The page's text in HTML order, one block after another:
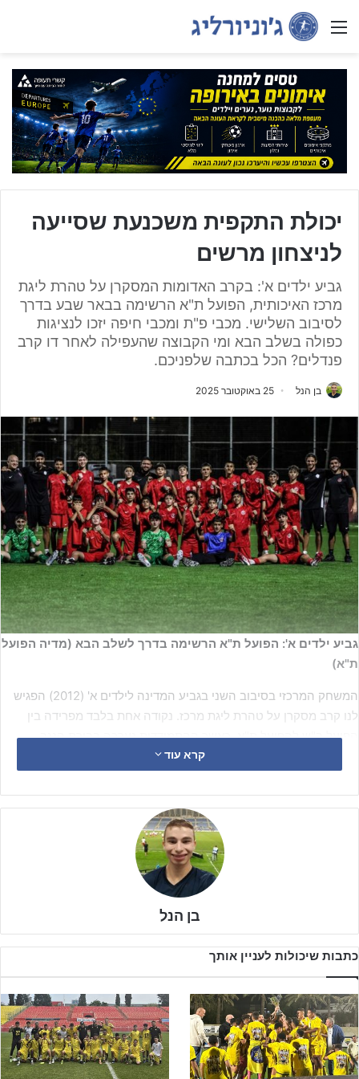
Menu
יכולת התקפית משכנעת שסייעה
לניצחון מרשים
גביע ילדים א': בקרב האדומות המסקרן על טהרת ליגת
מרכז האיכותית, הפועל ת"א הרשימה בבאר שבע בדרך
לסיבוב השלישי. מכבי פ"ת ומכבי חיפה יזכו לנציגות
כפולה בשלב הבא ומי הקבוצה שהעפילה לאחר דו קרב
פנדלים? הכל בכתבה שלפניכם.
בן הנל 25 באוקטובר 2025
גביע ילדים א': הפועל ת"א הרשימה בדרך לשלב הבא (מדיה הפועל
ת"א)
המשחק המרכזי בסיבוב השני בגביע המדינה לילדים א' (2012) הפגיש
לנו קרב מסקרן על טהרת ליגת מרכז. נקודה אחת בלבד מפרידה בין
הפועל ב"ש להפועל ת"א, כאשר ההתמודדות נערכה בבירת הנגב.
קרא עוד
בן הנל
כתבות שיכולות לעניין אותך